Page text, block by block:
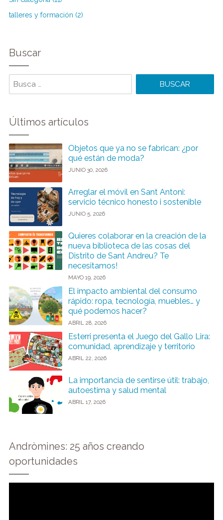
talleres y formación (2)
Buscar
Últimos artículos
Objetos que ya no se fabrican: ¿por
qué están de moda?
JUNIO 30, 2026
Arreglar el móvil en Sant Antoni:
servicio técnico honesto i sostenible
JUNIO 5, 2026
Quieres colaborar en la creación de la
nueva biblioteca de las cosas del
Distrito de Sant Andreu? Te
necesitamos!
MAYO 19, 2026
El impacto ambiental del consumo
rápido: ropa, tecnología, muebles… y
qué podemos hacer?
ABRIL 28, 2026
Esterri presenta el Juego del Gallo Lira:
comunidad, aprendizaje y territorio
ABRIL 22, 2026
La importancia de sentirse útil: trabajo,
autoestima y salud mental
ABRIL 17, 2026
Andròmines: 25 años creando
oportunidades